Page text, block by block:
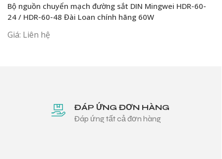
Bộ nguồn chuyển mạch đường sắt DIN Mingwei HDR-60-
24 / HDR-60-48 Đài Loan chính hãng 60W
Giá: Liên hệ
ĐÁP ỨNG ĐƠN HÀNG
Đáp ứng tất cả đơn hàng